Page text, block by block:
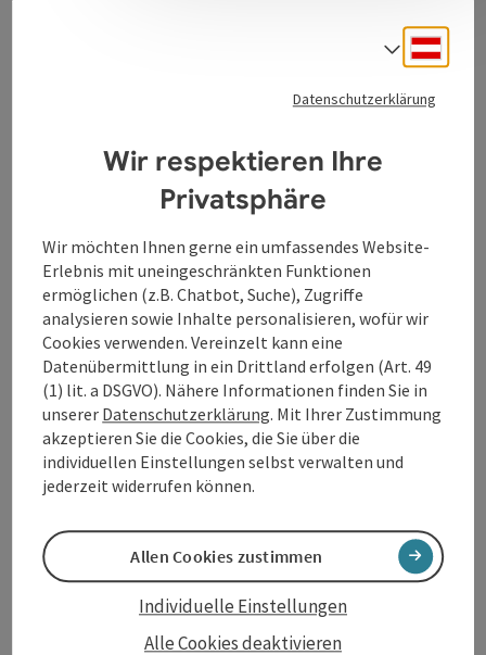
Kontakt
Öffnungszeiten
Anreise/Lage
Eignung
Barrierefreiheit
Beitrag merken
zum Merkzettel
Beitrag drucken
In der Nähe
Datenschutzerklärung
Wir respektieren Ihre
Privatsphäre
Wir möchten Ihnen gerne ein umfassendes Website-
Erlebnis mit uneingeschränkten Funktionen
ermöglichen (z.B. Chatbot, Suche), Zugriffe
analysieren sowie Inhalte personalisieren, wofür wir
Cookies verwenden. Vereinzelt kann eine
Datenübermittlung in ein Drittland erfolgen (Art. 49
(1) lit. a DSGVO). Nähere Informationen finden Sie in
unserer Datenschutzerklärung. Mit Ihrer Zustimmung
akzeptieren Sie die Cookies, die Sie über die
individuellen Einstellungen selbst verwalten und
jederzeit widerrufen können.
Alle Cookies deaktivieren
Individuelle Einstellungen
Allen Cookies zustimmen